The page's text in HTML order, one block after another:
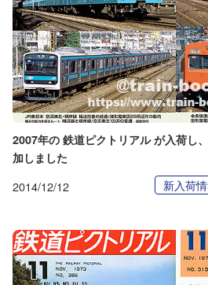
2007年の 鉄道ピクトリアル が入荷し
加しました
2014/12/12 新入荷